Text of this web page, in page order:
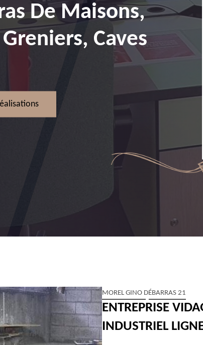
De Maisons,
Caves
MOREL GINO DÉBARRAS 21
ENTREPRISE
INDUSTRIEL